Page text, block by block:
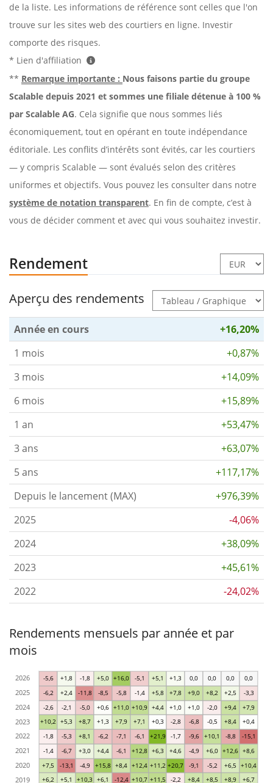
de la liste. Les informations de référence sont celles que l'on
trouve sur les sites web des courtiers en ligne. Investir
comporte des risques.
* Lien d'affiliation
** Remarque importante : Nous faisons partie du groupe
Scalable depuis 2021 et sommes une filiale détenue à 100 %
par Scalable AG. Cela signifie que nous sommes liés
économiquement, tout en opérant en toute indépendance
éditoriale. Les conflits d’intérêts sont évités, car les courtiers
— y compris Scalable — sont évalués selon des critères
uniformes et objectifs. Vous pouvez les consulter dans notre
système de notation transparent. En fin de compte, c’est à
vous de décider comment et avec qui vous souhaitez investir.
Rendement
Aperçu des rendements
Année en cours
+16,20%
1 mois
+0,87%
3 mois
+14,09%
6 mois
+15,89%
1 an
+53,47%
3 ans
+63,07%
5 ans
+117,17%
Depuis le lancement (MAX)
+976,39%
2025
-4,06%
2024
+38,09%
2023
+45,61%
2022
-24,02%
Rendements mensuels par année et par
mois
+6,2 +5,1 +10,3 +6,1 -12,4 +10,7 +11,5 -2,2 +8,4 +8,5 +8,9 +6,7
+7,5 -13,1 -4,9 +15,8 +8,4 +12,4 +11,2 +20,7 -9,1 -5,2 +6,5 +10,4
-1,4 -6,7 +3,0 +4,4 -6,1 +12,8 +6,3 +4,6 -4,9 +6,0 +12,6 +8,6
-1,8 -5,3 +8,1 -6,2 -7,1 -6,1 +21,9 -1,7 -9,6 +10,1 -8,8 -15,1
+10,2 +5,3 +8,7 +1,3 +7,9 +7,1 +0,3 -2,8 -6,8 -0,5 +8,4 +0,4
-2,6 -2,1 -5,0 +0,6 +11,0 +10,9 +4,4 +1,0 +1,0 -2,0 +9,4 +7,9
-6,2 +2,4 -11,8 -8,5 -5,8 -1,4 +5,8 +7,8 +9,0 +8,2 +2,5 -3,3
-5,6 +1,8 -1,8 +5,0 +16,0 -5,1 +5,1 +1,3 0,0 0,0 0,0 0,0
2019
2020
2021
2022
2023
2024
2025
2026